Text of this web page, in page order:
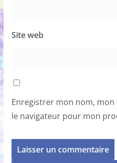
Site web
Enregistrer mon nom,
le navigateur pour mon